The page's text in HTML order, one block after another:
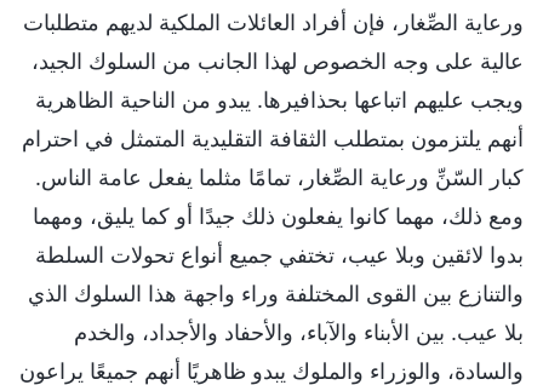
ورعاية الصِّغار، فإن أفراد العائلات الملكية لديهم متطلبات
عالية على وجه الخصوص لهذا الجانب من السلوك الجيد،
ويجب عليهم اتباعها بحذافيرها. يبدو من الناحية الظاهرية
أنهم يلتزمون بمتطلب الثقافة التقليدية المتمثل في احترام
كبار السّنِّ ورعاية الصِّغار، تمامًا مثلما يفعل عامة الناس.
ومع ذلك، مهما كانوا يفعلون ذلك جيدًا أو كما يليق، ومهما
بدوا لائقين وبلا عيب، تختفي جميع أنواع تحولات السلطة
والتنازع بين القوى المختلفة وراء واجهة هذا السلوك الذي
بلا عيب. بين الأبناء والآباء، والأحفاد والأجداد، والخدم
والسادة، والوزراء والملوك يبدو ظاهريًا أنهم جميعًا يراعون